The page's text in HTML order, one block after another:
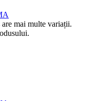
mai multe variații.